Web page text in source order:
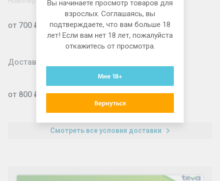
от 700 ₽
Доставка для юридических лиц
от 800 ₽
Смотреть все условия доставки
Вы начинаете просмотр товаров для
взрослых. Соглашаясь, вы
подтверждаете, что вам больше 18
лет! Если вам нет 18 лет, пожалуйста
откажитесь от просмотра.
Мне 18+
Вернуться